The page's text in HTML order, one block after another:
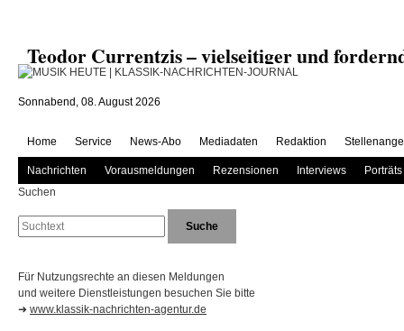
Teodor Currentzis – vielseitiger und
Sonnabend, 08. August 2026
Home Service News-Abo Mediadaten Redaktion
Nachrichten Vorausmeldungen Rezensionen Interviews
Porträts
Suchen
Für Nutzungsrechte an diesen Meldungen
und weitere Dienstleistungen besuchen Sie bitte
➜ www.klassik-nachrichten-agentur.de